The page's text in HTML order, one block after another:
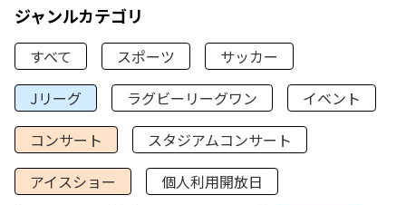
ジャンルカテゴリ
すべて スポーツ
サッカー
Jリーグ
ラグビーリーグワン
イベント
コンサート
スタジアムコンサート
アイスショー
個人利用開放日